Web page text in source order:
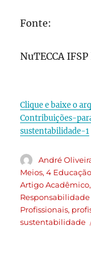
Fonte:
NuTECCA
Clique e baixe o
Contribuições-
sustentabilidade-1
André
Meios,4 Educação
Artigo Acadêmico
Profissionais,
sustentabilidade